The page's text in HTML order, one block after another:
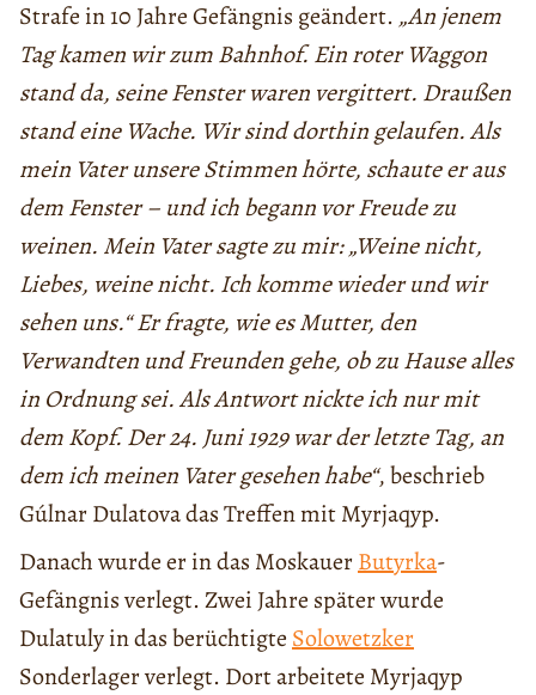
Strafe in 10 Jahre Gefängnis geändert. „An jenem
Tag kamen wir zum Bahnhof. Ein roter Waggon
stand da, seine Fenster waren vergittert. Draußen
stand eine Wache. Wir sind dorthin gelaufen. Als
mein Vater unsere Stimmen hörte, schaute er aus
dem Fenster – und ich begann vor Freude zu
weinen. Mein Vater sagte zu mir: „Weine nicht,
Liebes, weine nicht. Ich komme wieder und wir
sehen uns.“ Er fragte, wie es Mutter, den
Verwandten und Freunden gehe, ob zu Hause alles
in Ordnung sei. Als Antwort nickte ich nur mit
dem Kopf. Der 24. Juni 1929 war der letzte Tag, an
dem ich meinen Vater gesehen habe“, beschrieb
Gúlnar Dulatova das Treffen mit Myrjaqyp.
Danach wurde er in das MoskauerButyrka-
Gefängnis verlegt. Zwei Jahre später wurde
Dulatuly in das berüchtigte Solowetzker
Sonderlager verlegt. Dort arbeitete Myrjaqyp